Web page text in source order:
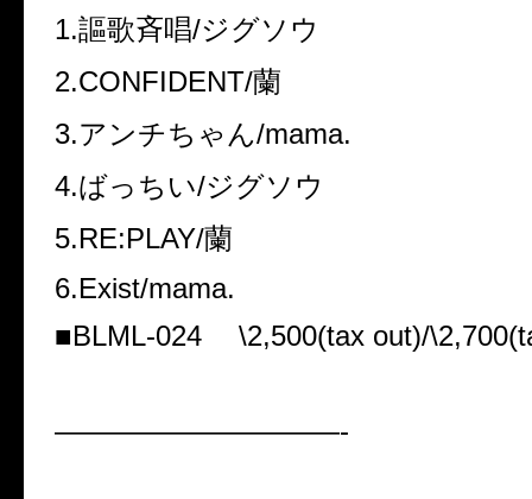
1.謳歌斉唱/ジグソウ
2.CONFIDENT/蘭
3.アンチちゃん/mama.
4.ばっちい/ジグソウ
5.RE:PLAY/蘭
6.Exist/mama.
■BLML-024 \2,500(tax out)/
——————————-